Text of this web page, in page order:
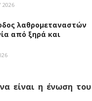
λαθρομεταναστών
από ξηρά και
είναι η ένωση του